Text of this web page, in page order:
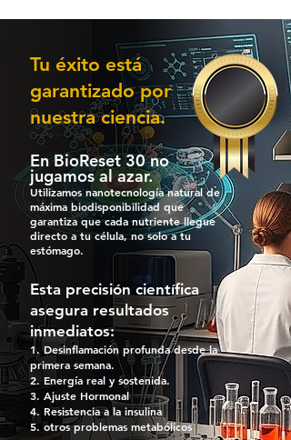
Tu éxito está
garantizado por
nuestra ciencia.
En BioReset 30 no
jugamos al azar.
Utilizamos nanotecnología natural de
máxima biodisponibilidad que
garantiza que cada nutriente llegue
directo a tu célula, no solo a tu
estómago.
Esta precisión científica
asegura resultados
inmediatos:
Desinflamación profunda desde la
primera semana.
Energía real y sostenida.
Ajuste Hormonal
Resistencia a la insulina
otros problemas metabólicos